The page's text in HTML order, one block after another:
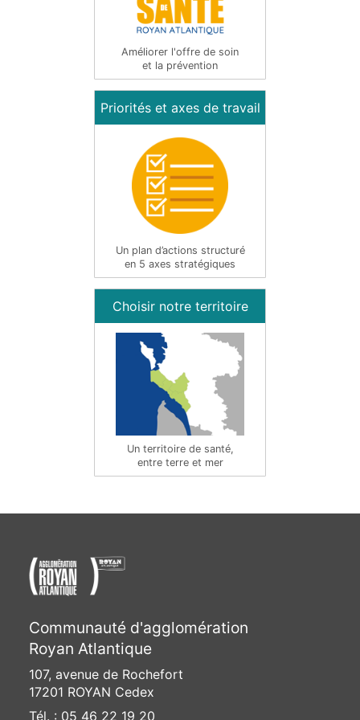
Améliorer l'offre de soin
et la prévention
Priorités et axes de travail
Un plan d’actions structuré
en 5 axes stratégiques
Choisir notre territoire
Un territoire de santé,
entre terre et mer
Communauté d'agglomération
Royan Atlantique
107, avenue de Rochefort
17201 ROYAN Cedex
Tél. : 05 46 22 19 20